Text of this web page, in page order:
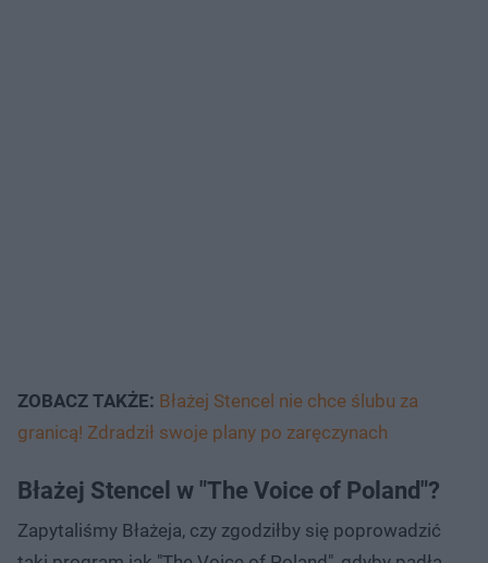
ZOBACZ TAKŻE: Błażej Stencel nie chce ślubu za
granicą! Zdradził swoje plany po zaręczynach
Błażej Stencel w "The Voice of Poland"?
Zapytaliśmy Błażeja, czy zgodziłby się poprowadzić